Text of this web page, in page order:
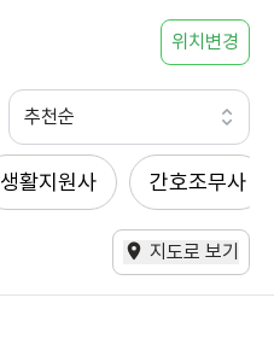
위치변경
추천순
생활지원사 간호조무사
지도로 보기